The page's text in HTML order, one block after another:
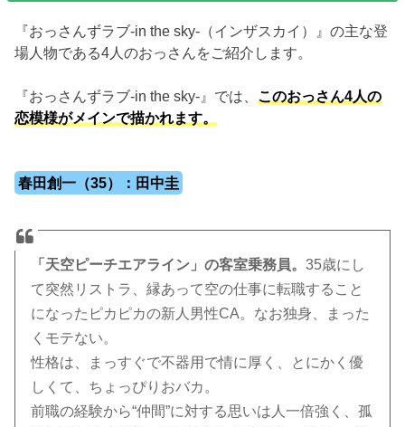
『おっさんずラブ-in the sky-（インザスカイ）』の主な登
場人物である4人のおっさんをご紹介します。
『おっさんずラブ-in the sky-』では、 このおっさん4人の
恋模様がメインで描かれます。
春田創一（35）：田中圭
「天空ピーチエアライン」の客室乗務員。35歳にし
て突然リストラ、縁あって空の仕事に転職すること
になったピカピカの新人男性CA。なお独身、まった
くモテない。
性格は、まっすぐで不器用で情に厚く、とにかく優
しくて、ちょっぴりおバカ。
前職の経験から“仲間”に対する思いは人一倍強く、孤